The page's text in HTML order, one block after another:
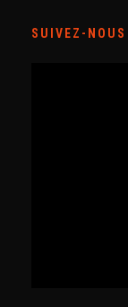
SUIVEZ-NOUS